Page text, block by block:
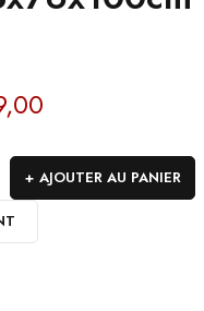
AJOUTER AU PANIER